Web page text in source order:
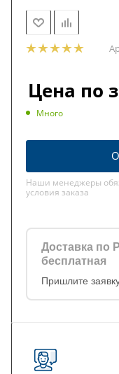
Цена по
Много
Наши менеджеры
условия заказа
Доставка по
бесплатная
Пришлите